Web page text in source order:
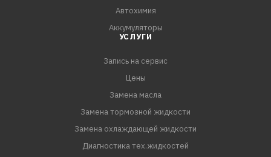
Toyota Sienna, GSL30, GSL33, GSL35
GGH30W, GGH35, GGH35W
Toyota Venza, GGV10, GGV15
Автохимия
Аккумуляторы
УСЛУГИ
Запись на сервис
Цены
Замена масла
Замена тормозной жидкости
Замена охлаждающей жидкости
Диагностика тех.жидкостей